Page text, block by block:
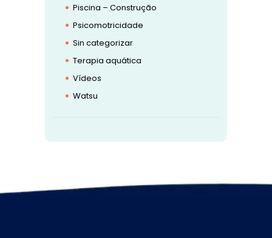
Piscina – Construção
Psicomotricidade
Sin categorizar
Terapia aquática
Vídeos
Watsu